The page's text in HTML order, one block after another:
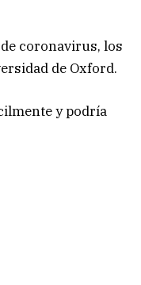
coronavirus, los
de Oxford.
y podría